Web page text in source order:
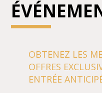
OBTENEZ LES
OFFRES
ENTRÉE